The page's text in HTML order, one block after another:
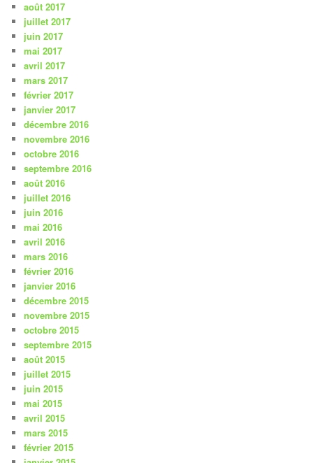
août 2017
juillet 2017
juin 2017
mai 2017
avril 2017
mars 2017
février 2017
janvier 2017
décembre 2016
novembre 2016
octobre 2016
septembre 2016
août 2016
juillet 2016
juin 2016
mai 2016
avril 2016
mars 2016
février 2016
janvier 2016
décembre 2015
novembre 2015
octobre 2015
septembre 2015
août 2015
juillet 2015
juin 2015
mai 2015
avril 2015
mars 2015
février 2015